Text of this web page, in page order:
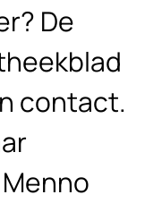
De
contact.